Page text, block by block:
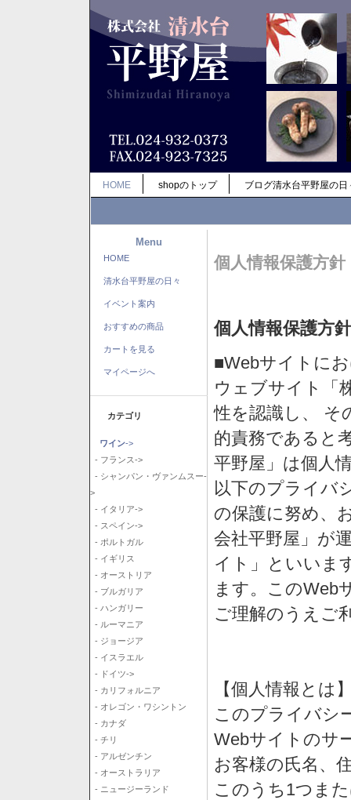
HOME shopのトップ ブログ清水台平野屋の日
Menu
HOME
清水台平野屋の日々
イベント案内
おすすめの商品
カートを見る
マイページへ
カテゴリ
ワイン->
- フランス->
- シャンパン・ヴァンムスー-
>
- イタリア->
- スペイン->
- ポルトガル
- イギリス
- オーストリア
- ブルガリア
- ハンガリー
- ルーマニア
- ジョージア
- イスラエル
- ドイツ->
- カリフォルニア
- オレゴン・ワシントン
- カナダ
- チリ
- アルゼンチン
- オーストラリア
- ニュージーランド
個人情報保護方針
個人情報保護方針
■Webサイトに
ウェブサイト「
性を認識し、 そ
的責務であると
平野屋」は個人
以下のプライバ
の保護に努め、
会社平野屋」が
イト」といいま
ます。このWeb
ご理解のうえご
【個人情報とは
このプライバシ
Webサイトのサ
お客様の氏名、
このうち1つま